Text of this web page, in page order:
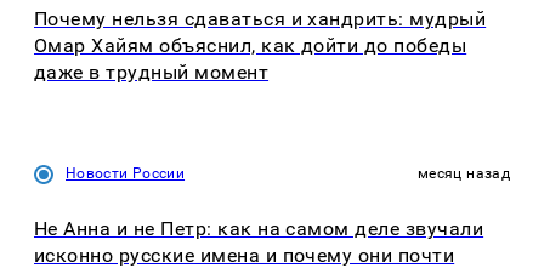
Почему нельзя сдаваться и хандрить: мудрый
Омар Хайям объяснил, как дойти до победы
даже в трудный момент
Новости России месяц назад
Не Анна и не Петр: как на самом деле звучали
исконно русские имена и почему они почти